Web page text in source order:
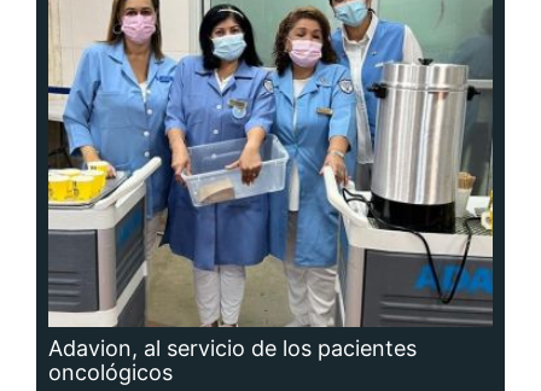
Adavion, al servicio de los pacientes
oncológicos